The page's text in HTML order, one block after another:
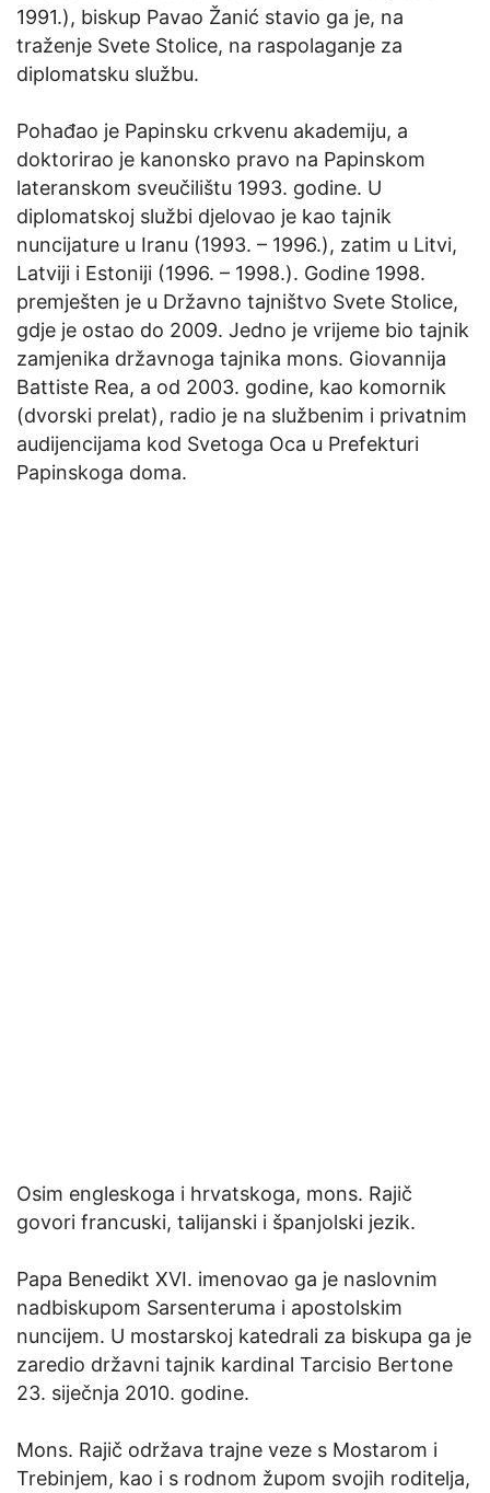
1991.), biskup Pavao Žanić stavio ga je, na
traženje Svete Stolice, na raspolaganje za
diplomatsku službu.
Pohađao je Papinsku crkvenu akademiju, a
doktorirao je kanonsko pravo na Papinskom
lateranskom sveučilištu 1993. godine. U
diplomatskoj službi djelovao je kao tajnik
nuncijature u Iranu (1993. – 1996.), zatim u Litvi,
Latviji i Estoniji (1996. – 1998.). Godine 1998.
premješten je u Državno tajništvo Svete Stolice,
gdje je ostao do 2009. Jedno je vrijeme bio tajnik
zamjenika državnoga tajnika mons. Giovannija
Battiste Rea, a od 2003. godine, kao komornik
(dvorski prelat), radio je na službenim i privatnim
audijencijama kod Svetoga Oca u Prefekturi
Papinskoga doma.
Osim engleskoga i hrvatskoga, mons. Rajič
govori francuski, talijanski i španjolski jezik.
Papa Benedikt XVI. imenovao ga je naslovnim
nadbiskupom Sarsenteruma i apostolskim
nuncijem. U mostarskoj katedrali za biskupa ga je
zaredio državni tajnik kardinal Tarcisio Bertone
23. siječnja 2010. godine.
Mons. Rajič održava trajne veze s Mostarom i
Trebinjem, kao i s rodnom župom svojih roditelja,